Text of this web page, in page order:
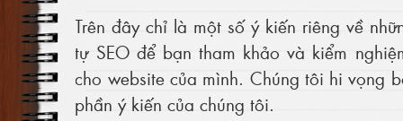
Trên đây chỉ là một số ý kiến riêng về
tự SEO để bạn tham khảo và kiểm
cho website của mình. Chúng tôi hi vọng
phần ý kiến của chúng tôi.